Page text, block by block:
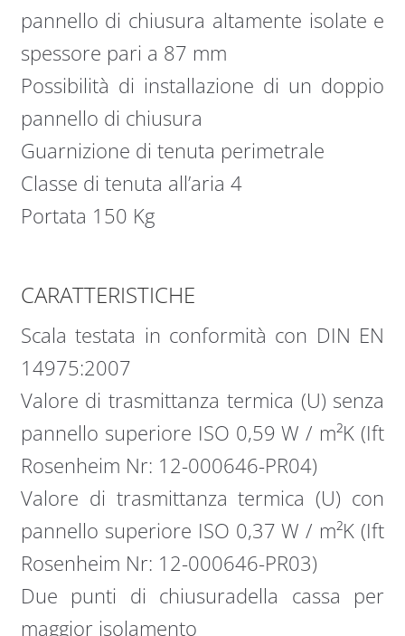
pannello di chiusura altamente isolate e
spessore pari a 87 mm
Possibilità di installazione di un doppio
pannello di chiusura
Guarnizione di tenuta perimetrale
Classe di tenuta all’aria 4
Portata 150 Kg
CARATTERISTICHE
Scala testata in conformità con DIN EN
14975:2007
Valore di trasmittanza termica (U) senza
pannello superiore ISO 0,59 W / m²K (Ift
Rosenheim Nr: 12-000646-PR04)
Valore di trasmittanza termica (U) con
pannello superiore ISO 0,37 W / m²K (Ift
Rosenheim Nr: 12-000646-PR03)
Due punti di chiusuradella cassa per
maggior isolamento